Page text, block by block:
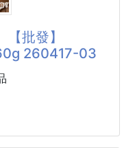
批發】
260417-03